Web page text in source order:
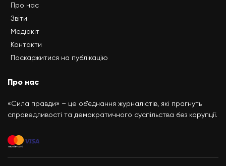
Про нас
Звіти
Медіакіт
Контакти
Поскаржитися на публікацію
Про нас
«Сила правди» – це об’єднання журналістів, які прагнуть
справедливості та демократичного суспільства без корупції.